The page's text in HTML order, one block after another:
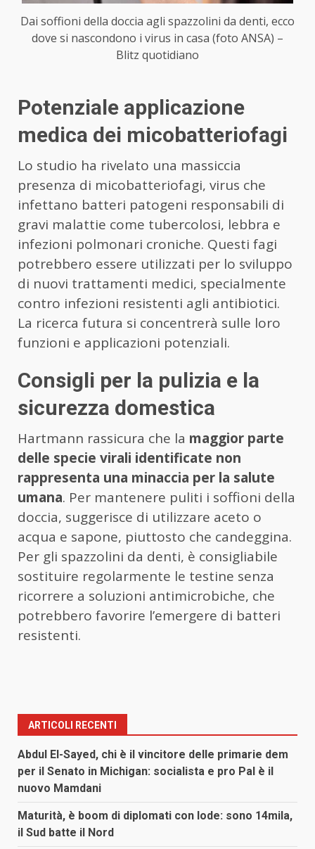
Dai soffioni della doccia agli spazzolini da denti, ecco
dove si nascondono i virus in casa (foto ANSA) –
Blitz quotidiano
Potenziale applicazione
medica dei micobatteriofagi
Lo studio ha rivelato una massiccia
presenza di micobatteriofagi, virus che
infettano batteri patogeni responsabili di
gravi malattie come tubercolosi, lebbra e
infezioni polmonari croniche. Questi fagi
potrebbero essere utilizzati per lo sviluppo
di nuovi trattamenti medici, specialmente
contro infezioni resistenti agli antibiotici.
La ricerca futura si concentrerà sulle loro
funzioni e applicazioni potenziali.
Consigli per la pulizia e la
sicurezza domestica
Hartmann rassicura che la maggior parte
delle specie virali identificate non
rappresenta una minaccia per la salute
umana. Per mantenere puliti i soffioni della
doccia, suggerisce di utilizzare aceto o
acqua e sapone, piuttosto che candeggina.
Per gli spazzolini da denti, è consigliabile
sostituire regolarmente le testine senza
ricorrere a soluzioni antimicrobiche, che
potrebbero favorire l’emergere di batteri
resistenti.
ARTICOLI RECENTI
Abdul El-Sayed, chi è il vincitore delle primarie dem
per il Senato in Michigan: socialista e pro Pal è il
nuovo Mamdani
Maturità, è boom di diplomati con lode: sono 14mila,
il Sud batte il Nord